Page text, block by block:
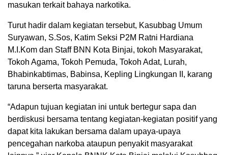
masukan terkait bahaya narkotika.
Turut hadir dalam kegiatan tersebut, Kasubbag Umum
Suryawan, S.Sos, Katim Seksi P2M Ratni Hardiana
M.I.Kom dan Staff BNN Kota Binjai, tokoh Masyarakat,
Tokoh Agama, Tokoh Pemuda, Tokoh Adat, Lurah,
Bhabinkabtimas, Babinsa, Kepling Lingkungan II, karang
taruna berserta masyarakat.
“Adapun tujuan kegiatan ini untuk bertegur sapa dan
berdiskusi bersama tentang kegiatan-kegiatan positif yang
dapat kita lakukan bersama dalam upaya-upaya
pencegahan narkoba ataupun penyakit masyarakat